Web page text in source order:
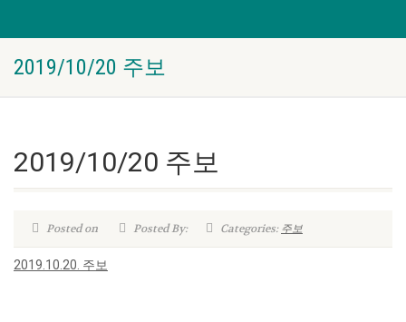
2019/10/20 주보
2019/10/20 주보
Posted on Posted By: Categories:주보
2019.10.20. 주보